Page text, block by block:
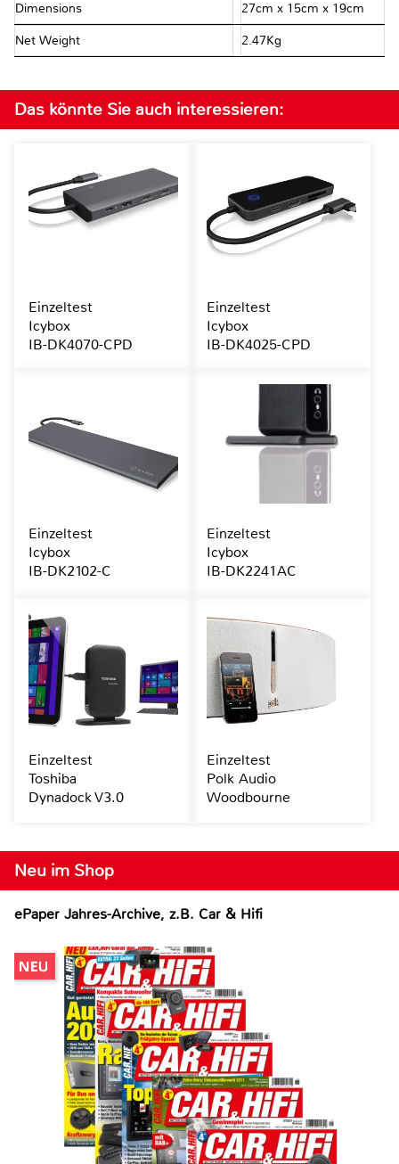
Dimensions 27cm x 15cm x 19cm
Net Weight 2.47Kg
Neu im Shop
ePaper Jahres-Archive, z.B. Car & Hifi
Das könnte Sie auch interessieren:
Einzeltest
Icybox
IB-DK4070-CPD
Einzeltest
Icybox
IB-DK4025-CPD
Einzeltest
Icybox
IB-DK2102-C
Einzeltest
Icybox
IB-DK2241AC
Einzeltest
Toshiba
Dynadock V3.0
Einzeltest
Polk Audio
Woodbourne